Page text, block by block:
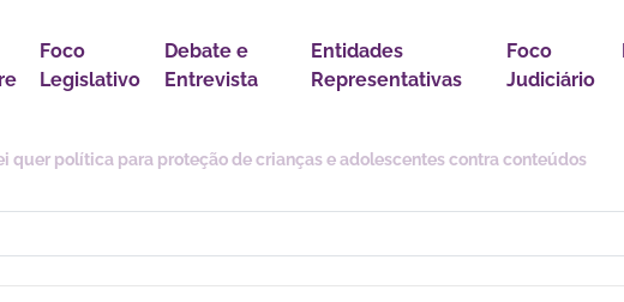
Foco
Legislativo
Debate e
Entrevista
Entidades
Representativas
Foco
Judiciário
quer política para proteção de crianças e adolescentes contra conteúdos